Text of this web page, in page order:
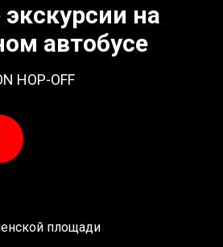
на
автобусе
HOP-OFF
площади